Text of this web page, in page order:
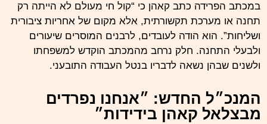
במכתב הפרידה כתב קאהן כי “קול חי מעולם לא הייתה רק
תחנה או מערכת תקשורתית, אלא מקום של אחריות ציבורית
ושליחות”. הוא הודה לעובדים, לרבנים המוסרים שיעורים
ולבעלי התחנה. חלק נרחב מהמכתב הוקדש למשפחתו
ולשנים שבהן נשאה לדבריו בנטל העבודה התובעני.
המנכ״ל החדש: ״אנחנו נפרדים
מבצלאל קאהן בידידות״